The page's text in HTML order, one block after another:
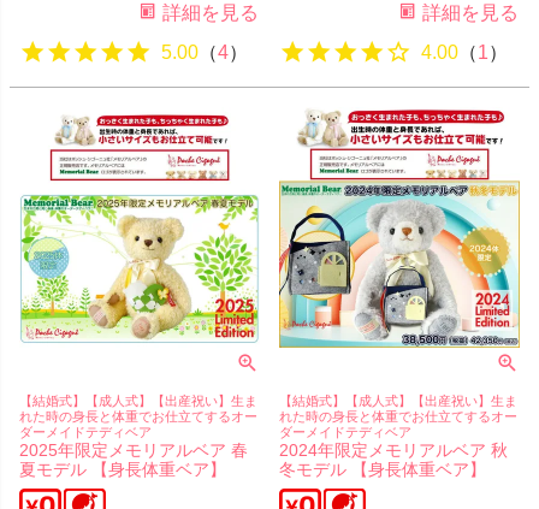
詳細を見る
5.00 （4）
詳細を見る
4.00 （1）
【結婚式】【成人式】【出産祝い】生ま
れた時の身長と体重でお仕立てするオー
ダーメイドテディベア
2025年限定メモリアルベア 春
夏モデル 【身長体重ベア】
【結婚式】【成人式】【出産祝い】生ま
れた時の身長と体重でお仕立てするオー
ダーメイドテディベア
2024年限定メモリアルベア 秋
冬モデル 【身長体重ベア】